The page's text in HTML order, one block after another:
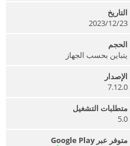
التاريخ
2023/12/23
الحجم
يتباين بحسب الجهاز
الإصدار
7.12.0
متطلبات التشغيل
5.0
متوفر عبر Google Play